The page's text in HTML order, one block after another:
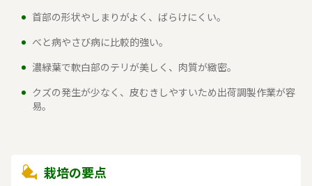
首部の形状やしまりがよく、ばらけにくい。
べと病やさび病に比較的強い。
濃緑葉で軟白部のテリが美しく、肉質が緻密。
クズの発生が少なく、皮むきしやすいため出荷調製作業が容
易。
栽培の要点